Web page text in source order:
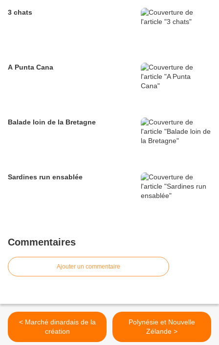
3 chats
A Punta Cana
Balade loin de la Bretagne
Sardines run ensablée
Commentaires
Ajouter un commentaire
< Marché dinardais de la
création
Polynésie et Nouvelle
Zélande >